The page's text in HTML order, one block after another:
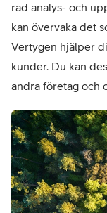
rad analys- och
kan övervaka det
Vertygen hjälper
kunder. Du kan
andra företag och